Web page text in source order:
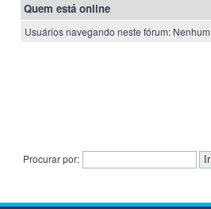
Quem está online
Usuários navegando neste fórum:
Procurar por: